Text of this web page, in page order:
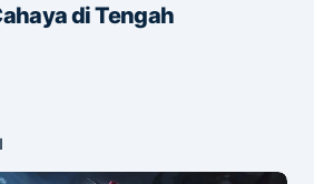
and e-mail in this browser for the
di Tengah